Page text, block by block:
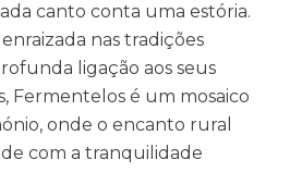
canto conta uma estória.
nas tradições
ligação aos seus
Fermentelos é um mosaico
onde o encanto rural
com a tranquilidade